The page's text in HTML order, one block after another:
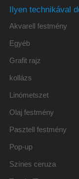
Ilyen technikával
Akvarell festmény
Egyéb
Grafit rajz
kollázs
Linómetszet
Olaj festmény
Pasztell festmény
Pop-up
Színes ceruza